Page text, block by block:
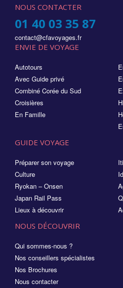
NOUS CONTACTER
01 40 03 35 87
contact@cfavoyages.fr
ENVIE DE VOYAGE
Autotours
Avec Guide privé
Combiné Corée du Sud
Croisières
En Famille
GUIDE VOYAGE
Préparer son voyage
Culture
Ryokan – Onsen
Japan Rail Pass
Lieux à découvrir
NOUS DÉCOUVRIR
Qui sommes-nous ?
Nos conseillers spécialistes
Nos Brochures
Nous contacter